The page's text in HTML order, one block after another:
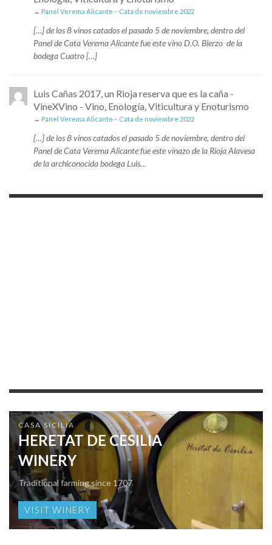
→ Panel Verema Alicante – Cata de noviembre 2022
[…] de los 8 vinos catados el pasado 5 de noviembre, dentro del
Panel de Cata Verema Alicante fue este vino D.O. Bierzo de la
bodega Cuatro […]
Luis Cañas 2017, un Rioja reserva que es la caña -
VineXVino - Vino, Enología, Viticultura y Enoturismo
→ Panel Verema Alicante – Cata de noviembre 2022
[…] de los 8 vinos catados el pasado 5 de noviembre, dentro del
Panel de Cata Verema Alicante fue este vinazo de la Rioja Alavesa
de la archiconocida bodega Luis…
CASA SICILIA
HERETAT DE CESILIA
WINERY
Traditional farming since 1707
VISIT WINERY